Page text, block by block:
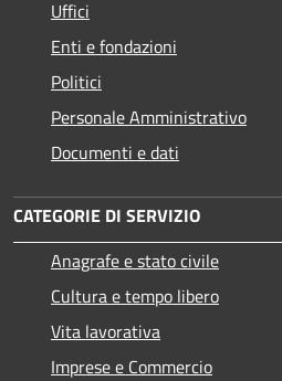
Uffici
Enti e fondazioni
Politici
Personale Amministrativo
Documenti e dati
CATEGORIE DI SERVIZIO
Anagrafe e stato civile
Cultura e tempo libero
Vita lavorativa
Imprese e Commercio